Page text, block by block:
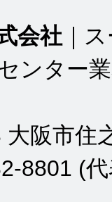
会社 ｜
ンター
大阪市住
8801 (